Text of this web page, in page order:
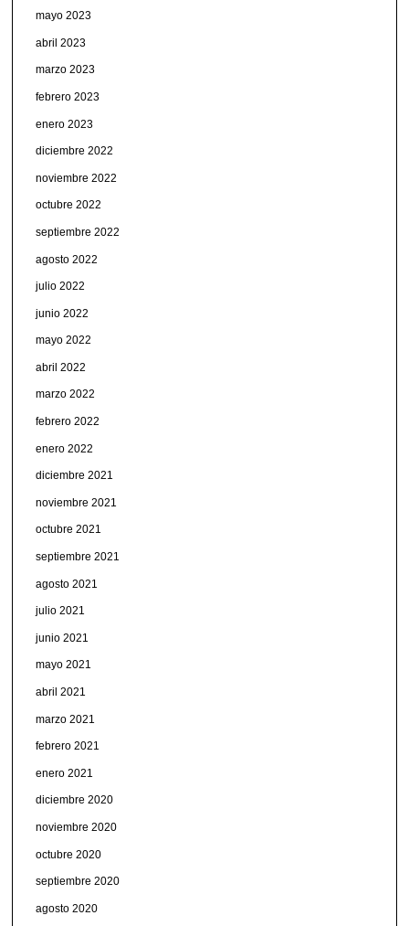
mayo 2023
abril 2023
marzo 2023
febrero 2023
enero 2023
diciembre 2022
noviembre 2022
octubre 2022
septiembre 2022
agosto 2022
julio 2022
junio 2022
mayo 2022
abril 2022
marzo 2022
febrero 2022
enero 2022
diciembre 2021
noviembre 2021
octubre 2021
septiembre 2021
agosto 2021
julio 2021
junio 2021
mayo 2021
abril 2021
marzo 2021
febrero 2021
enero 2021
diciembre 2020
noviembre 2020
octubre 2020
septiembre 2020
agosto 2020